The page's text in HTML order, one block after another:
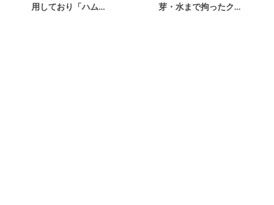
用しており「ハム…
芽・水まで拘ったク…